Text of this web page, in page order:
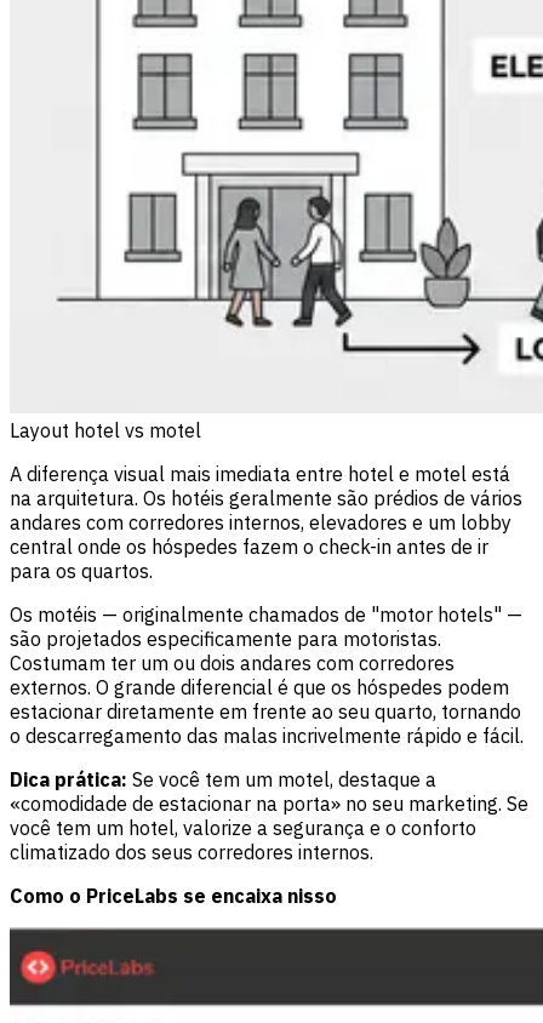
Layout hotel vs motel
A diferença visual mais imediata entre hotel e motel está
na arquitetura. Os hotéis geralmente são prédios de vários
andares com corredores internos, elevadores e um lobby
central onde os hóspedes fazem o check-in antes de ir
para os quartos.
Os motéis — originalmente chamados de "motor hotels" —
são projetados especificamente para motoristas.
Costumam ter um ou dois andares com corredores
externos. O grande diferencial é que os hóspedes podem
estacionar diretamente em frente ao seu quarto, tornando
o descarregamento das malas incrivelmente rápido e fácil.
Dica prática: Se você tem um motel, destaque a
«comodidade de estacionar na porta» no seu marketing. Se
você tem um hotel, valorize a segurança e o conforto
climatizado dos seus corredores internos.
Como o PriceLabs se encaixa nisso